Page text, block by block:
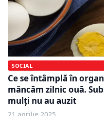
SOCIAL
Ce se întâmplă în
mâncăm zilnic ouă.
mulți nu au auzit